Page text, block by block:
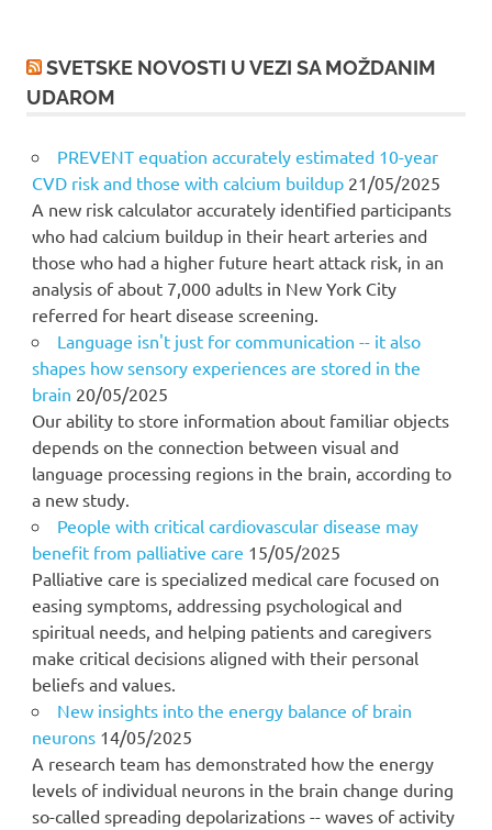
SVETSKE NOVOSTI U VEZI SA MOŽDANIM
UDAROM
PREVENT equation accurately estimated 10-year
CVD risk and those with calcium buildup 21/05/2025
A new risk calculator accurately identified participants
who had calcium buildup in their heart arteries and
those who had a higher future heart attack risk, in an
analysis of about 7,000 adults in New York City
referred for heart disease screening.
Language isn't just for communication -- it also
shapes how sensory experiences are stored in the
brain 20/05/2025
Our ability to store information about familiar objects
depends on the connection between visual and
language processing regions in the brain, according to
a new study.
People with critical cardiovascular disease may
benefit from palliative care 15/05/2025
Palliative care is specialized medical care focused on
easing symptoms, addressing psychological and
spiritual needs, and helping patients and caregivers
make critical decisions aligned with their personal
beliefs and values.
New insights into the energy balance of brain
neurons 14/05/2025
A research team has demonstrated how the energy
levels of individual neurons in the brain change during
so-called spreading depolarizations -- waves of activity